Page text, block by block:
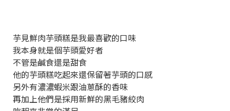
芋見鮮肉芋頭糕是我最喜歡的口味
我本身就是個芋頭愛好者
不管是鹹食還是甜食
他的芋頭糕吃起來還保留著芋頭的口感
另外有濃濃蝦米跟油蔥酥的香味
再加上他們是採用新鮮的黑毛豬絞肉